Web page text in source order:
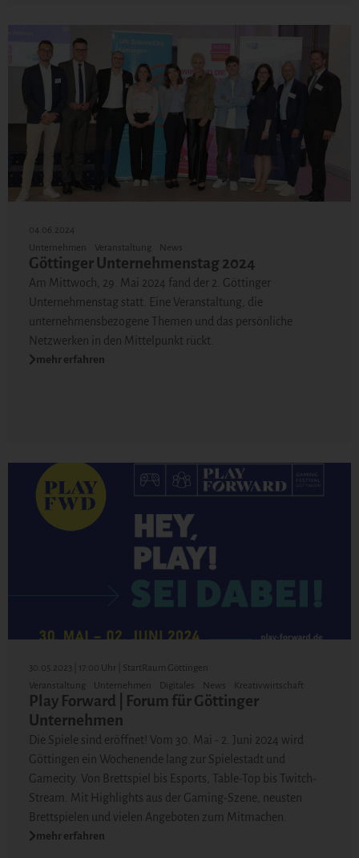
04.06.2024
Unternehmen
Veranstaltung News
Göttinger Unternehmenstag 2024
Am Mittwoch, 29. Mai 2024 fand der 2. Göttinger
Unternehmenstag statt. Eine Veranstaltung, die
unternehmensbezogene Themen und das persönliche
Netzwerken in den Mittelpunkt rückt.
mehr erfahren
30.05.2023 | 17:00 Uhr | StartRaum Göttingen
Veranstaltung
Unternehmen Digitales News Kreativwirtschaft
Play Forward | Forum für Göttinger
Unternehmen
Die Spiele sind eröffnet! Vom 30. Mai - 2. Juni 2024 wird
Göttingen ein Wochenende lang zur Spielestadt und
Gamecity. Von Brettspiel bis Esports, Table-Top bis Twitch-
Stream. Mit Highlights aus der Gaming-Szene, neusten
Brettspielen und vielen Angeboten zum Mitmachen.
mehr erfahren